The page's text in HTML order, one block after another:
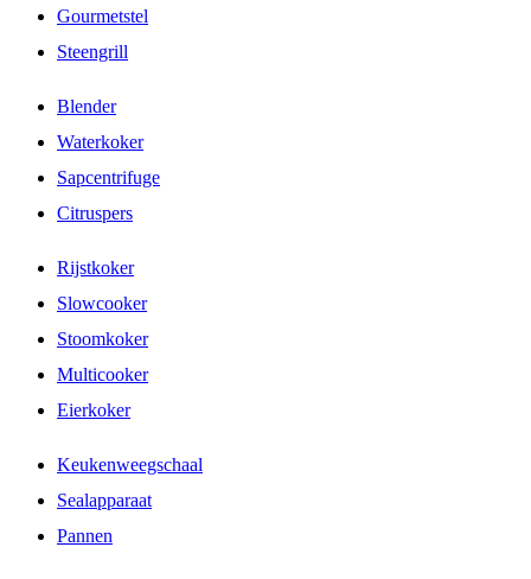
Gourmetstel
Steengrill
Blender
Waterkoker
Sapcentrifuge
Citruspers
Rijstkoker
Slowcooker
Stoomkoker
Multicooker
Eierkoker
Keukenweegschaal
Sealapparaat
Pannen